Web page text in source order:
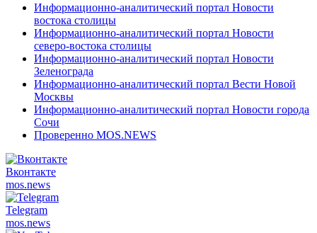
Информационно-аналитический портал Новости
востока столицы
Информационно-аналитический портал Новости
северо-востока столицы
Информационно-аналитический портал Новости
Зеленограда
Информационно-аналитический портал Вести Новой
Москвы
Информационно-аналитический портал Новости города
Сочи
Проверенно MOS.NEWS
Вконтакте
mos.news
Telegram
mos.news